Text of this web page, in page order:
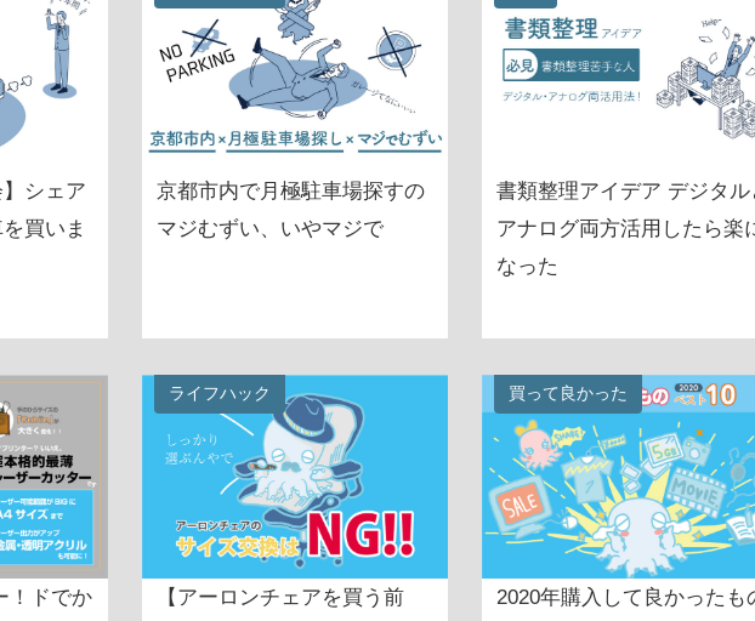
】シェア
買いま
京都市内で月極駐車場探すの
マジむずい、いやマジで
書類整理アイデア デジタル
アナログ両方活用したら楽
なった
！ドでか
ライフハック
【アーロンチェアを買う前
買って良かった
2020年購入して良かったも